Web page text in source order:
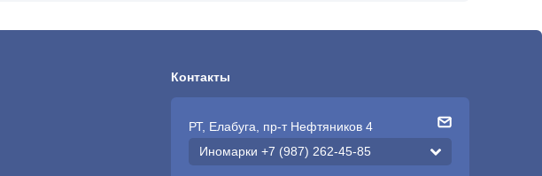
Контакты
РТ, Елабуга, пр-т Нефтяников 4
Иномарки +7 (987) 262-45-85